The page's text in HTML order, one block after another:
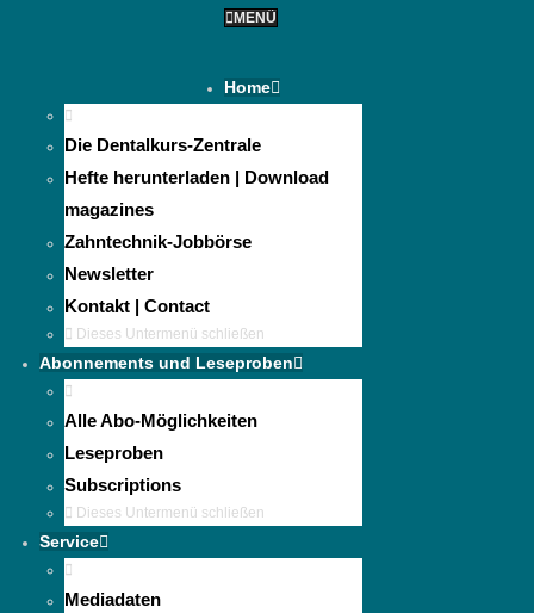
MENÜ
Home
Die Dentalkurs-Zentrale
Hefte herunterladen | Download
magazines
Zahntechnik-Jobbörse
Newsletter
Kontakt | Contact
Dieses Untermenü schließen
Abonnements und Leseproben
Alle Abo-Möglichkeiten
Leseproben
Subscriptions
Dieses Untermenü schließen
Service
Mediadaten